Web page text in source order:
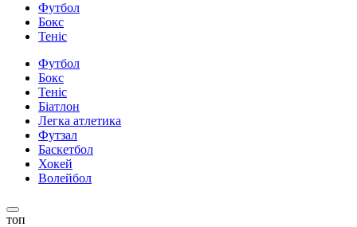
Футбол
Бокс
Теніс
Футбол
Бокс
Теніс
Біатлон
Легка атлетика
Футзал
Баскетбол
Хокей
Волейбол
топ